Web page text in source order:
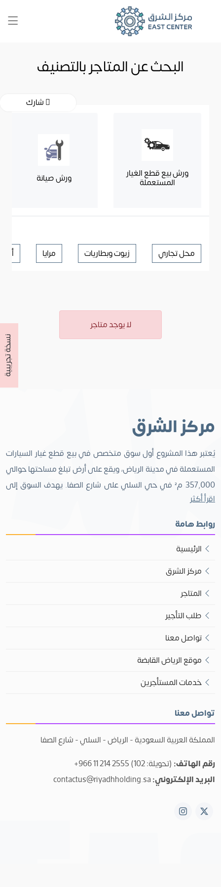
نسخة تجريبية
شارك
البحث عن المتاجر بالتصنيف
ورش بيع قطع الغيار
المستعملة ورش صيانة
محل تجاري زيوت وبطاريات مرايا
لا يوجد متاجر
مركز الشرق
يُعتبر هذا المشروع أول سوق متخصص في بيع قطع غيار السيارات
المستعملة في مدينة الرياض، ويقع على أرض تبلغ مساحتها حوالي
357,000 م² في حي السلي على شارع الصفا. يهدف السوق إلى
تقديم قطع غيار سيارات مستعملة بأسعار اقتصادية، لتلبية احتياجات
جذب المستثمرين والعملاء في هذا المجال، ويعمل على تحسين
وتنظيم الأنشطة التي كانت تُمارس بشكل عشوائي في مختلف
الرياض القابضة على أن يكون المشروع صديقًا للبيئة، من خلال توفير
المسطحات الخضراء والتشجير، مما يعزز الجوانب البيئية والجمالية.
يأتي هذا المشروع ضمن مشروعات الشركة التي تعكس البُعد
وقد تضافرت الجهود والخبرات بشكل واضح لتطوير المشاريع الخدمية
في مدينة الرياض.
اقرأ أكثر
روابط هامة
الرئيسية
مركز الشرق
المتاجر
طلب التأجير
تواصل معنا
موقع الرياض القابضة
خدمات المستأجرين
تواصل معنا
المملكة العربية السعودية - الرياض - السلي - شارع الصفا
رقم الهاتف: +966 11 214 2555 (تحويلة: 102)
البريد الإلكتروني:contactus@riyadhholding.sa